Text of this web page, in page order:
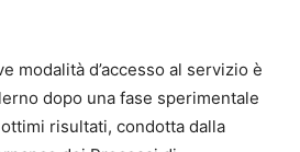
modalità d’accesso al servizio è
dopo una fase sperimentale
risultati, condotta dalla